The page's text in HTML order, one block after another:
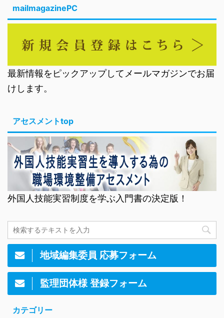
mailmagazinePC
最新情報をピックアップしてメールマガジンでお届
けします。
アセスメントtop
外国人技能実習制度を学ぶ入門書の決定版！
地域編集委員 応募フォーム
監理団体様 登録フォーム
カテゴリー